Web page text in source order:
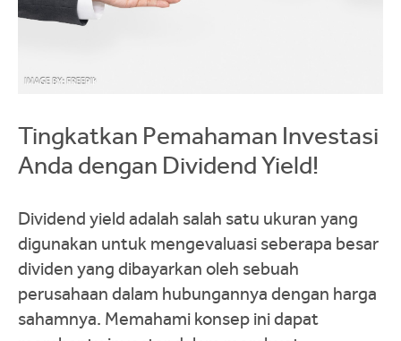
Tingkatkan Pemahaman Investasi
Anda dengan Dividend Yield!
Dividend yield adalah salah satu ukuran yang
digunakan untuk mengevaluasi seberapa besar
dividen yang dibayarkan oleh sebuah
perusahaan dalam hubungannya dengan harga
sahamnya. Memahami konsep ini dapat